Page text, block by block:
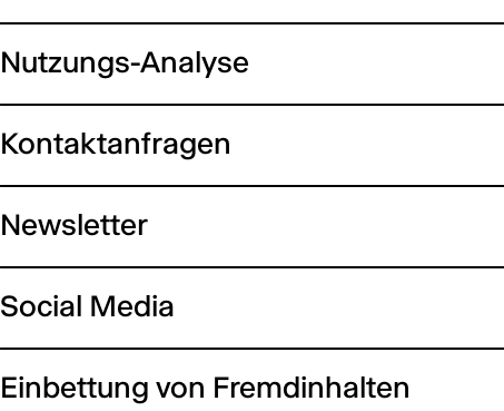
Nutzungs-Analyse
Kontaktanfragen
Newsletter
Social Media
Einbettung von Fremdinhalten